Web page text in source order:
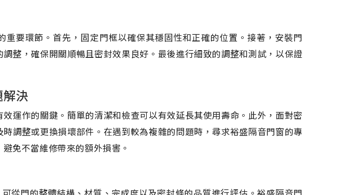
重要環節。首先，固定門框以確保其穩固性和正確的位置。接著，安裝門
整，確保開關順暢且密封效果良好。最後進行細致的調整和測試，以保證
決
運作的關鍵。簡單的清潔和檢查可以有效延長其使用壽命。此外，面對密
調整或更換損壞部件。在遇到較為複雜的問題時，尋求裕盛隔音門窗的專
免不當維修帶來的額外損害。